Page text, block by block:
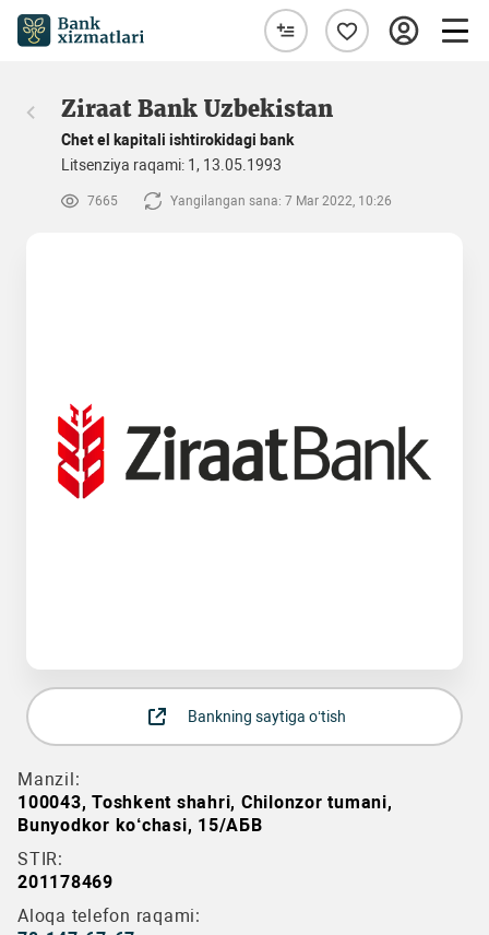
Ziraat Bank Uzbekistan
Chet el kapitali ishtirokidagi bank
Litsenziya raqami: 1, 13.05.1993
7665 Yangilangan sana: 7 Mar 2022, 10:26
Bankning saytiga o‘tish
Manzil:
100043, Toshkent shahri, Chilonzor tumani,
Bunyodkor ko‘chasi, 15/АБВ
STIR:
201178469
Aloqa telefon raqami: